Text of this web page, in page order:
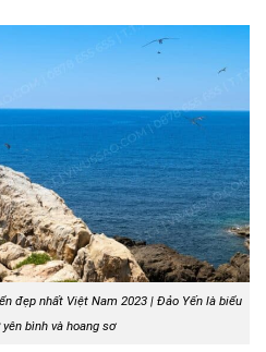
đẹp nhất Việt Nam 2023 | Đảo Yến là biểu
bình và hoang sơ